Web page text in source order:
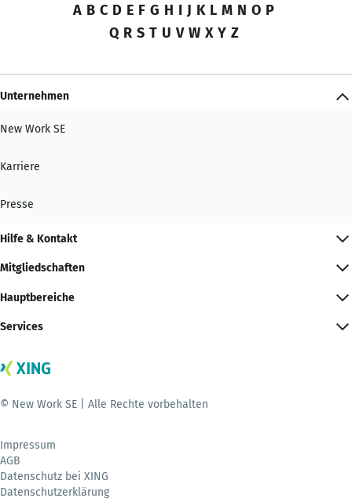
A B C D E F G H I J K L M N O P
Q R S T U V W X Y Z
Unternehmen
New Work SE
Karriere
Presse
Hilfe & Kontakt
Mitgliedschaften
Hauptbereiche
Services
© New Work SE | Alle Rechte vorbehalten
Impressum
AGB
Datenschutz bei XING
Datenschutzerklärung